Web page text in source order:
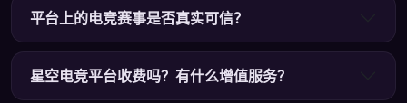
平台上的电竞赛事是否真实可信？
星空电竞平台收费吗？有什么增值服务？